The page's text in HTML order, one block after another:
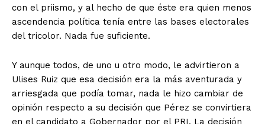
con el priismo, y al hecho de que éste era quien menos
ascendencia política tenía entre las bases electorales
del tricolor. Nada fue suficiente.
Y aunque todos, de uno u otro modo, le advirtieron a
Ulises Ruiz que esa decisión era la más aventurada y
arriesgada que podía tomar, nada le hizo cambiar de
opinión respecto a su decisión que Pérez se convirtiera
en el candidato a Gobernador por el PRI. La decisión